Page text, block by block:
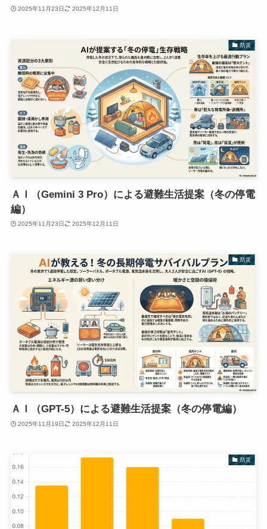
2025年11月23日 2025年12月11日
防災
ＡＩ（Gemini 3 Pro）による避難生活提案（冬の停電
編）
2025年11月23日 2025年12月11日
防災
ＡＩ（GPT-5）による避難生活提案（冬の停電編）
2025年11月19日 2025年12月11日
防災